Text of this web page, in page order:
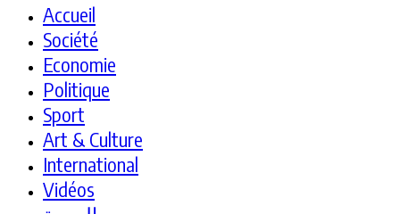
Accueil
Société
Economie
Politique
Sport
Art & Culture
International
Vidéos